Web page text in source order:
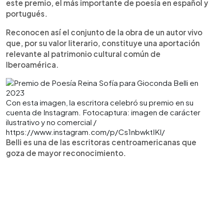
este premio, el más importante de poesía en español y
portugués.
Reconocen así el conjunto de la obra de un autor vivo
que, por su valor literario, constituye una aportación
relevante al patrimonio cultural común de
Iberoamérica.
Con esta imagen, la escritora celebró su premio en su
cuenta de Instagram. Fotocaptura: imagen de carácter
ilustrativo y no comercial /
https://www.instagram.com/p/Cs1nbwktIKI/
Belli es una de las escritoras centroamericanas que
goza de mayor reconocimiento.